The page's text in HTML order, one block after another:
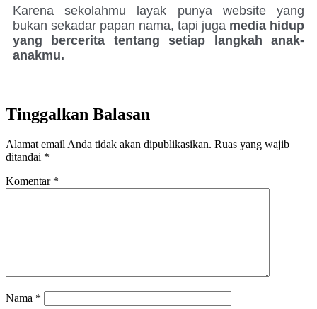
Karena sekolahmu layak punya website yang
bukan sekadar papan nama, tapi juga media hidup
yang bercerita tentang setiap langkah anak-
anakmu.
Tinggalkan Balasan
Alamat email Anda tidak akan dipublikasikan. Ruas yang wajib
ditandai *
Komentar *
Nama *